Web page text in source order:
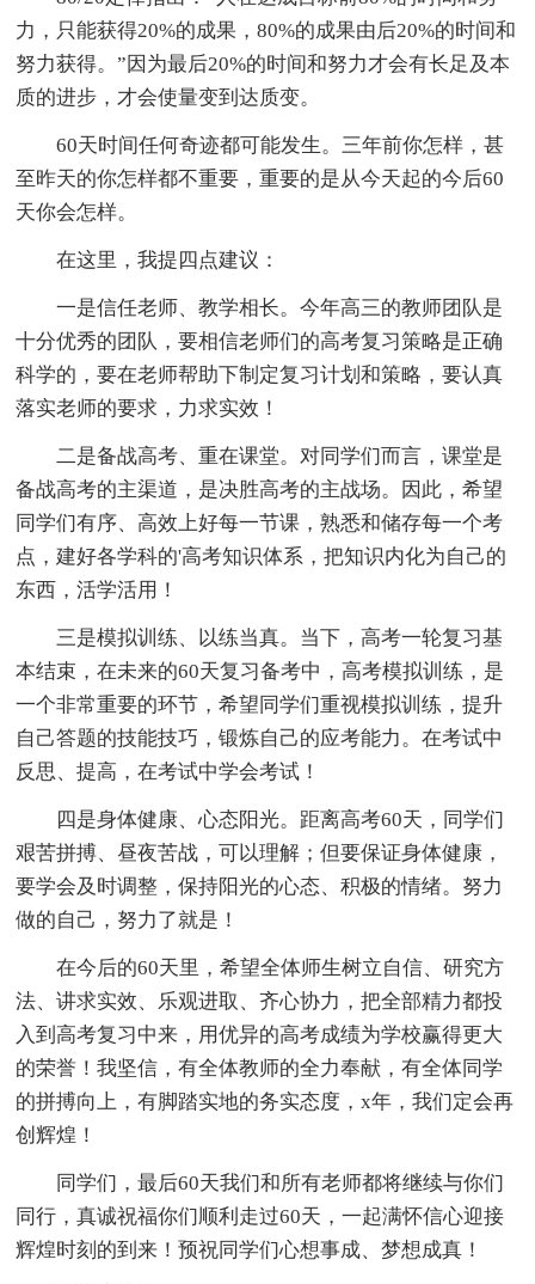
力，只能获得20%的成果，80%的成果由后20%的时间和
努力获得。”因为最后20%的时间和努力才会有长足及本
质的进步，才会使量变到达质变。
60天时间任何奇迹都可能发生。三年前你怎样，甚
至昨天的你怎样都不重要，重要的是从今天起的今后60
天你会怎样。
在这里，我提四点建议：
一是信任老师、教学相长。今年高三的教师团队是
十分优秀的团队，要相信老师们的高考复习策略是正确
科学的，要在老师帮助下制定复习计划和策略，要认真
落实老师的要求，力求实效！
二是备战高考、重在课堂。对同学们而言，课堂是
备战高考的主渠道，是决胜高考的主战场。因此，希望
同学们有序、高效上好每一节课，熟悉和储存每一个考
点，建好各学科的'高考知识体系，把知识内化为自己的
东西，活学活用！
三是模拟训练、以练当真。当下，高考一轮复习基
本结束，在未来的60天复习备考中，高考模拟训练，是
一个非常重要的环节，希望同学们重视模拟训练，提升
自己答题的技能技巧，锻炼自己的应考能力。在考试中
反思、提高，在考试中学会考试！
四是身体健康、心态阳光。距离高考60天，同学们
艰苦拼搏、昼夜苦战，可以理解；但要保证身体健康，
要学会及时调整，保持阳光的心态、积极的情绪。努力
做的自己，努力了就是！
在今后的60天里，希望全体师生树立自信、研究方
法、讲求实效、乐观进取、齐心协力，把全部精力都投
入到高考复习中来，用优异的高考成绩为学校赢得更大
的荣誉！我坚信，有全体教师的全力奉献，有全体同学
的拼搏向上，有脚踏实地的务实态度，x年，我们定会再
创辉煌！
同学们，最后60天我们和所有老师都将继续与你们
同行，真诚祝福你们顺利走过60天，一起满怀信心迎接
辉煌时刻的到来！预祝同学们心想事成、梦想成真！